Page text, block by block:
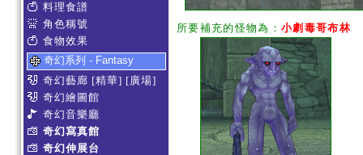
料理食譜
角色稱號
食物效果
奇幻系列 - Fantasy
奇幻藝廊 [精華] [廣場]
奇幻繪圖館
奇幻音樂廳
奇幻寫真館
奇幻伸展台
所要補充的怪物為： 小劇毒哥布林